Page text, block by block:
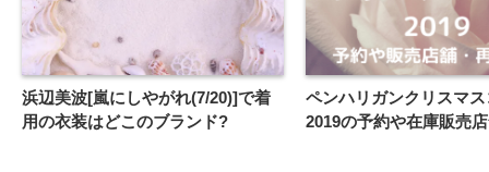
浜辺美波[嵐にしやがれ(7/20)]で着
用の衣装はどこのブランド?
ペンハリガンクリスマ
2019の予約や在庫販売